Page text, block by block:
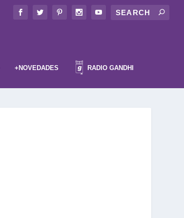
+NOVEDADES RADIO GANDHI